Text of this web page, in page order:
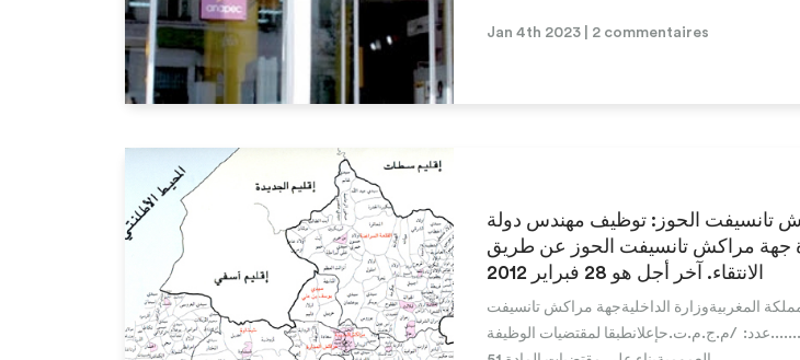
Lire la suite
Jan 4th 2023 | 2 commentaires
تانسيفت الحوز: توظيف مهندس دولة
جهة مراكش تانسيفت الحوز عن طريق
الانتقاء. آخر أجل هو 28 فبراير 2012
المغربيةوزارة الداخليةجهة مراكش تانسيفت
/م.ج.م.ت.حإعلانطبقا لمقتضيات الوظيفة